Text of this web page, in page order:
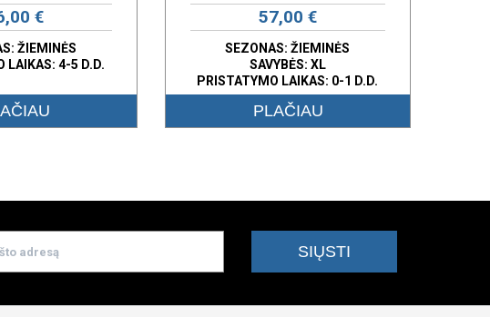
€
ŽIEMINĖS
LAIKAS: 4-5 D.D.
57,00 €
SEZONAS: ŽIEMINĖS
SAVYBĖS: XL
PRISTATYMO LAIKAS: 0-1 D.D.
PLAČIAU